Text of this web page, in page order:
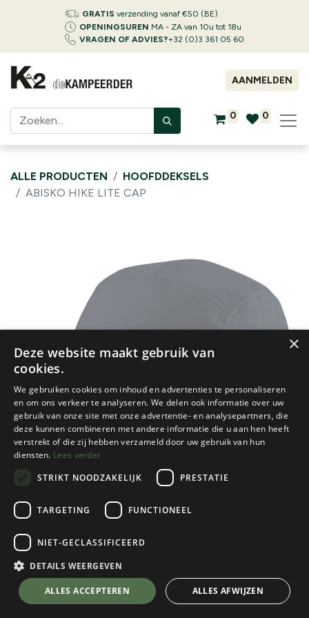
GRATIS verzending vanaf €50 (BE)
OPENINGSUREN MA - ZA van 10u tot 18u
VRAGEN OF ADVIES?+32 (0)3 361 05 60
AANMELDEN
0 0
ALLE PRODUCTEN
HOOFDDEKSELS
ABISKO HIKE LITE CAP
Fjallraven
Abisko Hike Lite Cap
Dark Navy
€44,95
💬 Stel je vraag over dit product via WhatsApp
×
Deze website maakt gebruik van
cookies.
We gebruiken cookies om inhoud en advertenties te personaliseren
en om ons verkeer te analyseren. We delen ook informatie over uw
gebruik van onze site met onze advertentie- en analysepartners, die
deze kunnen combineren met andere informatie die u aan hen heeft
verstrekt of die zij hebben verzameld door uw gebruik van hun
diensten. Lees verder
STRIKT NOODZAKELIJK
PRESTATIE
TARGETING FUNCTIONEEL
NIET-GECLASSIFICEERD
DETAILS WEERGEVEN
ALLES ACCEPTEREN ALLES AFWIJZEN